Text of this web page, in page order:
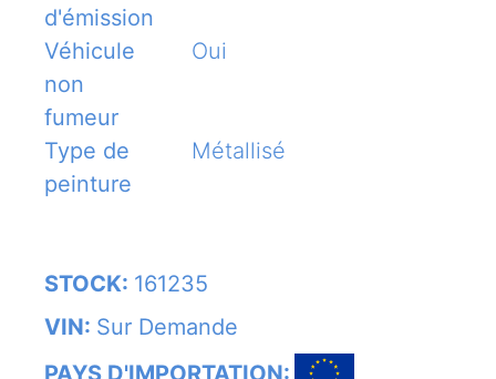
d'émission
Véhicule
non
fumeur
Oui
Type de
peinture
Métallisé
STOCK: 161235
VIN: Sur Demande
PAYS D'IMPORTATION: